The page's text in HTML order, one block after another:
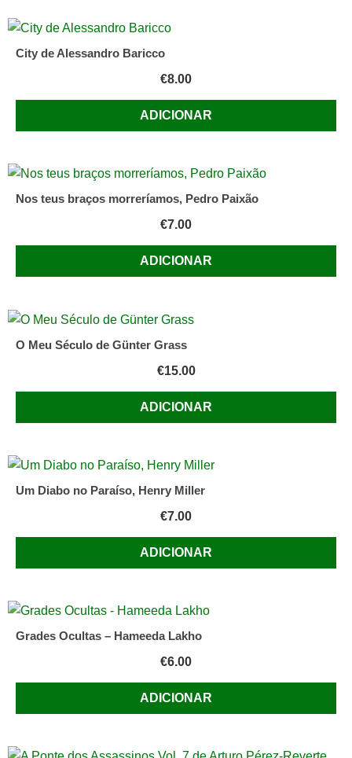
City de Alessandro Baricco
€8.00
ADICIONAR
Nos teus braços morreríamos, Pedro Paixão
€7.00
ADICIONAR
O Meu Século de Günter Grass
€15.00
ADICIONAR
Um Diabo no Paraíso, Henry Miller
€7.00
ADICIONAR
Grades Ocultas – Hameeda Lakho
€6.00
ADICIONAR